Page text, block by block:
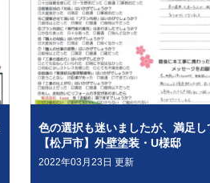
色の選択も迷いましたが、満足し
【松戸市】外壁塗装・U様邸
2022年03月23日 更新